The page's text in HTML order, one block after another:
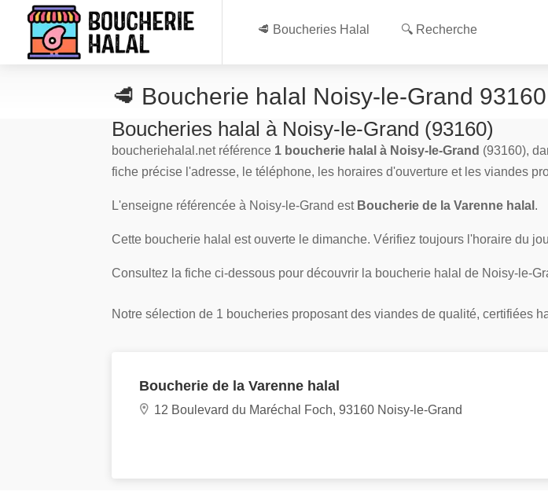
🥩 Boucheries Halal 🔍 Recherche
🥩 Boucherie halal Noisy-le-Grand 93160
Boucheries halal à Noisy-le-Grand (93160)
boucheriehalal.net référence 1 boucherie halal à Noisy-le-Grand (93160),
fiche précise l'adresse, le téléphone, les horaires d'ouverture et les viandes
L'enseigne référencée à Noisy-le-Grand est Boucherie de la Varenne halal .
Cette boucherie halal est ouverte le dimanche. Vérifiez toujours l'horaire du
Consultez la fiche ci-dessous pour découvrir la boucherie halal de Noisy-le-
Notre sélection de 1 boucheries proposant des viandes de qualité, certifiées
Boucherie de la Varenne halal
12 Boulevard du Maréchal Foch, 93160 Noisy-le-Grand